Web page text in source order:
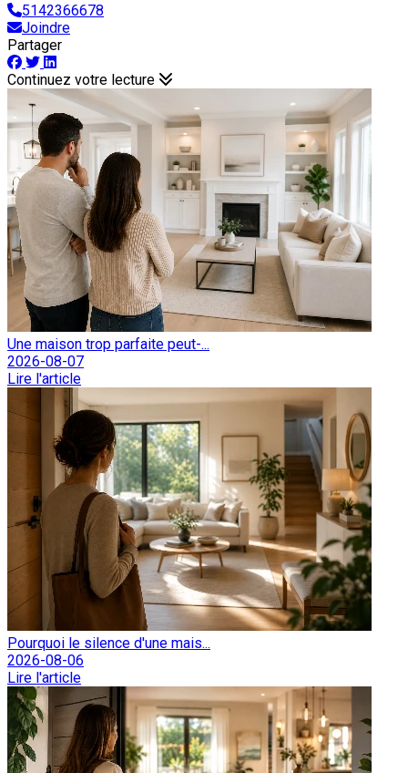
5142366678
Joindre
Partager
Continuez votre lecture
Une maison trop parfaite peut-...
2026-08-07
Lire l'article
Pourquoi le silence d'une mais...
2026-08-06
Lire l'article